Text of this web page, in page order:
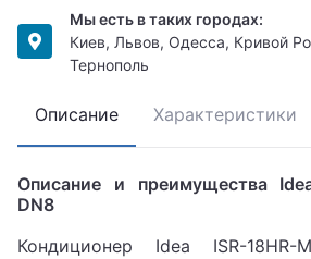
Мы есть в таких городах:
Киев, Львов, Одесса, Кривой
Тернополь
Описание Характеристики
Описание и преимущества
DN8
Кондиционер Idea ISR-